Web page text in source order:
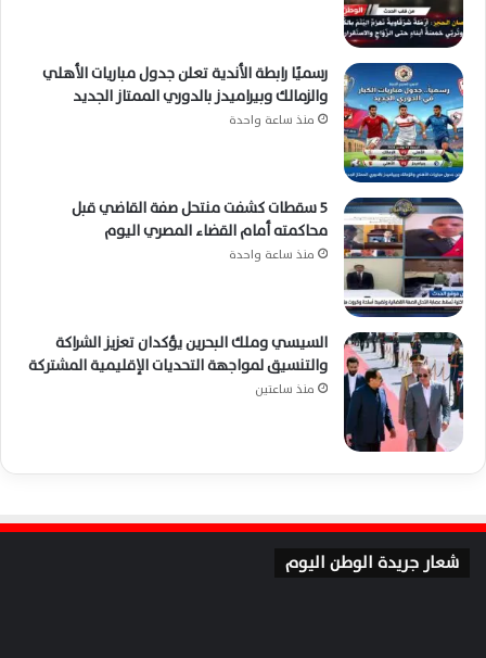
رسميًا رابطة الأندية تعلن جدول مباريات الأهلي
والزمالك وبيراميدز بالدوري الممتاز الجديد
منذ ساعة واحدة
5 سقطات كشفت منتحل صفة القاضي قبل
محاكمته أمام القضاء المصري اليوم
منذ ساعة واحدة
السيسي وملك البحرين يؤكدان تعزيز الشراكة
والتنسيق لمواجهة التحديات الإقليمية المشتركة
منذ ساعتين
شعار جريدة الوطن اليوم